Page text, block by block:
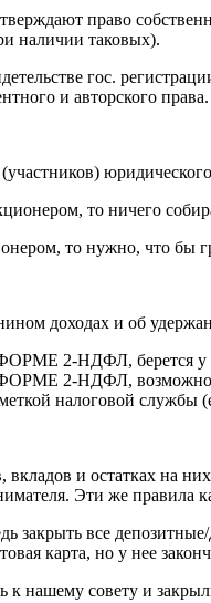
право
наличии таковых).
гос.
и авторского права.
то ничего
то нужно, что бы
доходах и об
2-НДФЛ, берется у
2-НДФЛ, возможно
налоговой
вкладов и остатках на
Эти же правила
закрыть все
карта, но у нее
нашему совету и